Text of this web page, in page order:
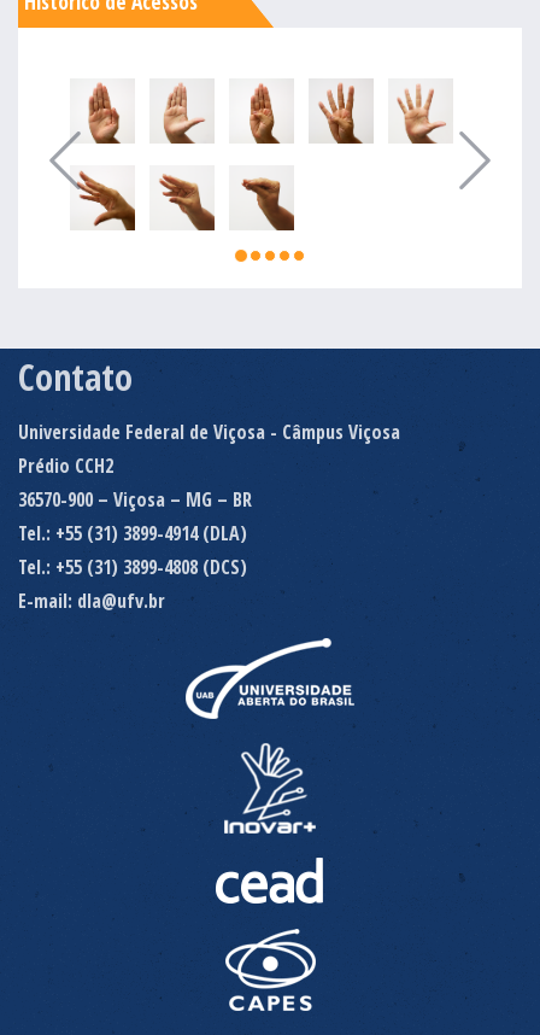
Contato
Universidade Federal de Viçosa - Câmpus Viçosa
Prédio CCH2
36570-900 – Viçosa – MG – BR
Tel.: +55 (31) 3899-4914 (DLA)
Tel.: +55 (31) 3899-4808 (DCS)
E-mail: dla@ufv.br